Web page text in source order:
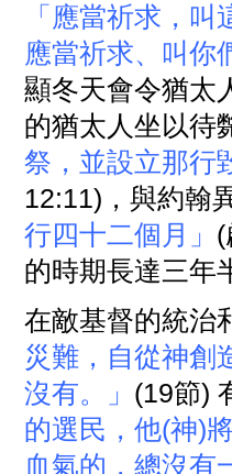
「應當祈求，
應當祈求、叫你
顯冬天會令猶太
的猶太人坐以待
祭，並設立那行
12:11)，與約翰
行四十二個月」
的時期長達三年
在敵基督的統治
災難，自從神創
沒有。」 (19節)
的選民，他(神)
血氣的，總沒有